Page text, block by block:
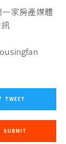
一家房產媒體
TWEET
SUBMIT